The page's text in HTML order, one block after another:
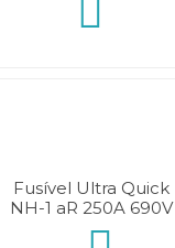
Fusível Ultra Quick
NH-1 aR 250A 690V